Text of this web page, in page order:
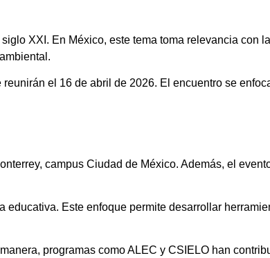
XXI. En México, este tema toma relevancia con
el 16 de abril de 2026. El encuentro se
campus Ciudad de México. Además, el
Este enfoque permite desarrollar
programas como ALEC y CSIELO han